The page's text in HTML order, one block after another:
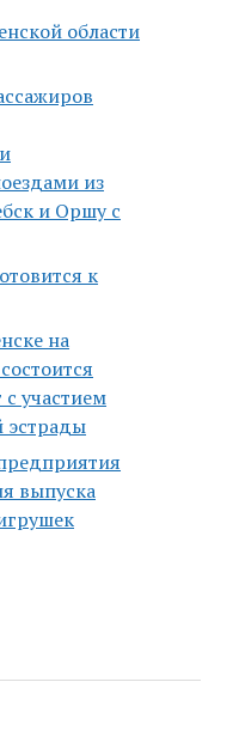
области
из
и Оршу с
к
на
участием
эстрады
выпуска